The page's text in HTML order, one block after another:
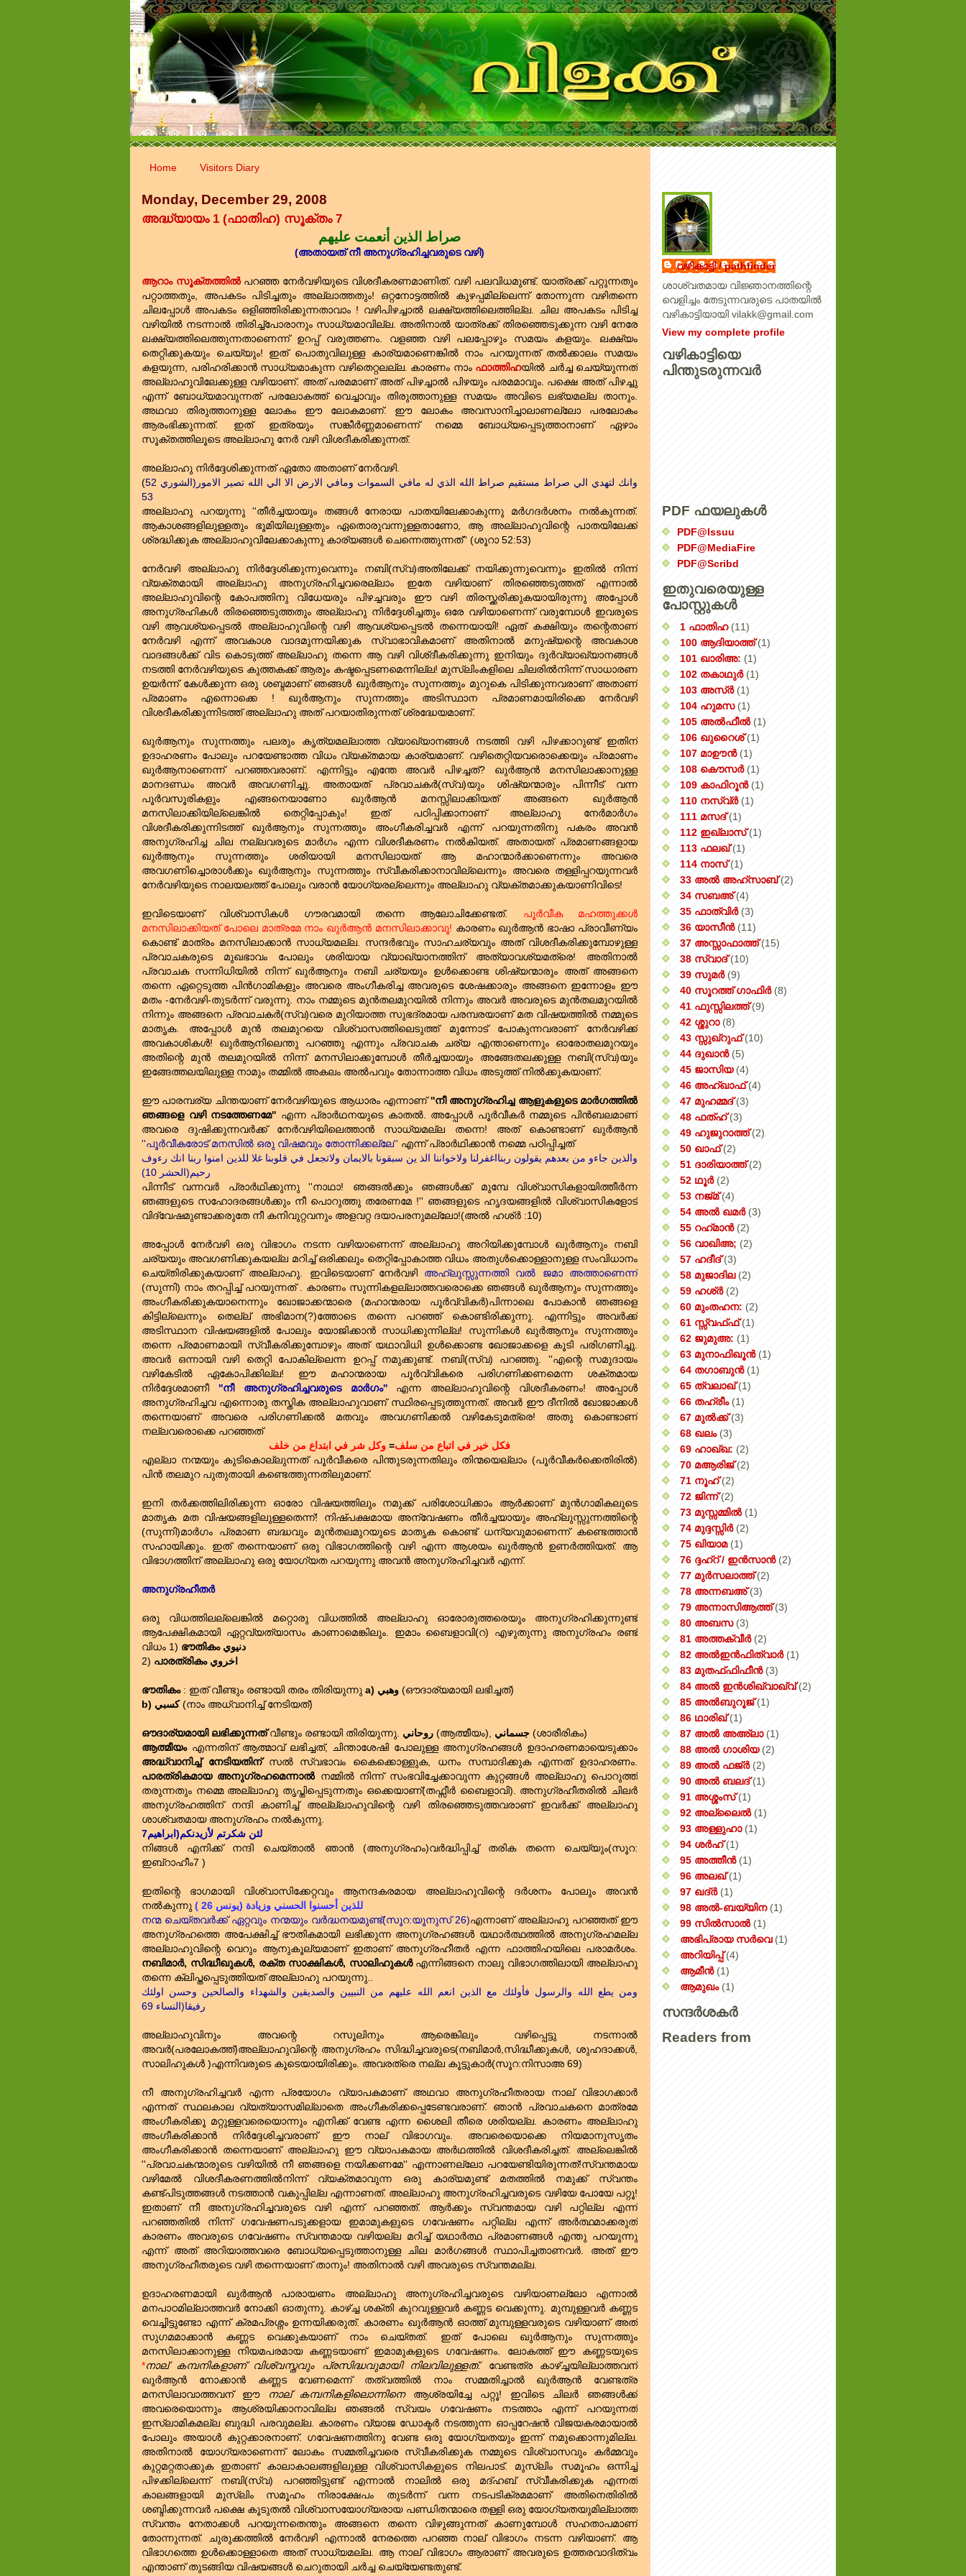
Home Visitors Diary
Monday, December 29, 2008
അദ്ധ്യായം 1 (ഫാതിഹ) സൂക്തം 7
صراط الذين أنعمت عليهم
(അതായത്‌ നീ അനുഗ്രഹിച്ചവരുടെ വഴി)
ആറാം സൂക്തത്തില്‍ പറഞ്ഞ നേര്‍വഴിയുടെ വിശദീകരണമാണിത്‌. വഴി പലവിധമുണ്ട്‌. യാത്രക്ക്‌ പറ്റുന്നതും
പറ്റാത്തതും, അപകടം പിടിച്ചതും അല്ലാത്തതും! ഒറ്റനോട്ടത്തില്‍ കുഴപ്പമില്ലെന്ന് തോന്നുന്ന വഴിതന്നെ
ചിലപ്പോള്‍ അപകടം ഒളിഞ്ഞിരിക്കുന്നതാവാം ! വഴിപിഴച്ചാല്‍ ലക്ഷ്യത്തിലെത്തില്ല. ചില അപകടം പിടിച്ച
വഴിയില്‍ നടന്നാല്‍ തിരിച്ച്പോരാനും സാധ്യമാവില്ല. അതിനാല്‍ യാത്രക്ക്‌ തിരഞ്ഞെടുക്കുന്ന വഴി നേരേ
ലക്ഷ്യത്തിലെത്തുന്നതാണെന്ന് ഉറപ്പ്‌ വരുത്തണം. വളഞ്ഞ വഴി പലപ്പോഴും സമയം കളയും. ലക്ഷ്യം
തെറ്റിക്കുകയും ചെയ്യും! ഇത്‌ പൊതുവിലുള്ള കാര്യമാണെങ്കില്‍ നാം പറയുന്നത്‌ തല്‍ക്കാലം സമയം
കളയുന്ന, പരിഹരിക്കാന്‍ സാധ്യമാകുന്ന വഴിതെറ്റലല്ല. കാരണം നാം ഫാത്തിഹയില്‍ ചര്‍ച്ച ചെയ്യുന്നത്‌
അല്ലാഹുവിലേക്കുള്ള വഴിയാണ്‌. അത്‌ പരമമാണ്‌ അത്‌ പിഴച്ചാല്‍ പിഴയും പരമമാവും. പക്ഷെ അത്‌ പിഴച്ചു
എന്ന് ബോധ്യമാവുന്നത്‌ പരലോകത്ത്‌ വെച്ചാവും തിരുത്താനുള്ള സമയം അവിടെ ലഭ്യമല്ല താനും.
അഥവാ തിരുത്താനുള്ള ലോകം ഈ ലോകമാണ്‌. ഈ ലോകം അവസാനിച്ചാലാണല്ലോ പരലോകം
ആരംഭിക്കുന്നത്‌. ഇത്‌ ഇത്രയും സങ്കീര്‍ണ്ണമാണെന്ന് നമ്മെ ബോധ്യപ്പെടുത്താനാണ്‌ ഏഴാം
സൂക്തത്തിലൂടെ അല്ലാഹു നേര്‍ വഴി വിശദീകരിക്കുന്നത്‌.
അല്ലാഹു നിര്‍ദ്ദേശിക്കുന്നത്‌ ഏതോ അതാണ്‌ നേര്‍വഴി.
(وانك لتهدي الي صراط مستقيم صراط الله الذي له مافي السموات ومافي الارض الا الي الله تصير الامور(الشوري 52
53
അല്ലാഹു പറയുന്നു ''തീര്‍ച്ചയായും തങ്ങള്‍ നേരായ പാതയിലേക്കാകുന്നു മര്‍ഗദര്‍ശനം നല്‍കുന്നത്‌.
ആകാശങ്ങളിലുള്ളതും ഭൂമിയിലുള്ളതും ഏതൊരുവന്നുള്ളതാണോ, ആ അല്ലാഹുവിന്റെ പാതയിലേക്ക്‌
ശ്രദ്ധിക്കുക അല്ലാഹുവിലേക്കാകുന്നു കാര്യങ്ങള്‍ ചെന്നെത്തുന്നത്‌'' (ശൂറാ 52:53)
നേര്‍വഴി അല്ലാഹു നിര്‍ദ്ദേശിക്കുന്നുവെന്നും നബി(സ്വ)അതിലേക്ക്‌ നയിക്കുന്നുവെന്നും ഇതില്‍ നിന്ന്
വ്യക്തമായി അല്ലാഹു അനുഗ്രഹിച്ചവരെല്ലാം ഇതേ വഴിയാണ്‌ തിരഞ്ഞെടുത്തത്‌ എന്നാല്‍
അല്ലാഹുവിന്റെ കോപത്തിനു വിധേയരും പിഴച്ചവരും ഈ വഴി തിരസ്ക്കരിക്കുകയായിരുന്നു അപ്പോള്‍
അനുഗ്രഹികള്‍ തിരഞ്ഞെടുത്തതും അല്ലാഹു നിര്‍ദ്ദേശിച്ചതും ഒരേ വഴിയാണെന്ന് വരുമ്പോള്‍ ഇവരുടെ
വഴി ആവശ്യപ്പെടല്‍ അല്ലാഹുവിന്റെ വഴി ആവശ്യപ്പെടല്‍ തന്നെയായി! ഏത്‌ കക്ഷിയും തന്റെതാണ്‌
നേര്‍വഴി എന്ന് അവകാശ വാദമുന്നയിക്കുക സ്വാഭാവികമാണ്‌ അതിനാല്‍ മനുഷ്യന്റെ അവകാശ
വാദങ്ങള്‍ക്ക്‌ വിട കൊടുത്ത്‌ അല്ലാഹു തന്നെ ആ വഴി വിശ്ദീകരിക്കുന്നു ഇനിയും ദുര്‍വ്യാഖ്യാനങ്ങള്‍
നടത്തി നേര്‍വഴിയുടെ കുത്തകക്ക്‌ ആരും കഷ്ടപ്പെടണമെന്നില്ല! മുസ്‌ലിംകളിലെ ചിലരില്‍നിന്ന് സാധാരണ
ഉയര്‍ന്ന് കേള്‍ക്കുന്ന ഒരു ശബ്ദമാണ്‌ ഞങ്ങള്‍ ഖുര്‍ആനും സുന്നത്തും മുറുകെ പിടിക്കുന്നവരാണ്‌ അതാണ്‌
പ്രമാണം എന്നൊക്കെ ! ഖുര്‍ആനും സുന്നത്തും അടിസ്ഥാന പ്രമാണമായിരിക്കെ നേര്‍വഴി
വിശദീകരിക്കുന്നിടത്ത്‌ അല്ലാഹു അത്‌ പറയാതിരുന്നത്‌ ശ്രദ്ധേയമാണ്‌.
ഖുര്‍ആനും സുന്നത്തും പലരും കൃത്യമല്ലാത്ത വ്യാഖ്യാനങ്ങള്‍ നടത്തി വഴി പിഴക്കാറുണ്ട്‌ ഇതിന്‌
ഉദാഹരണം പോലും പറയേണ്ടാത്ത വിധം വ്യക്തമായ കാര്യമാണ്‌. വഴിതെറ്റിയവരൊക്കെയും പ്രമാണം
ഖുര്‍ആനാണെന്ന് പറഞ്ഞവരാണ്‌. എന്നിട്ടും എന്തേ അവര്‍ പിഴച്ചത്‌? ഖുര്‍ആന്‍ മനസിലാക്കാനുള്ള
മാനദണ്ഡം അവര്‍ അവഗണിച്ചു. അതായത്‌ പ്രവാചകര്‍(സ്വ)യും ശിഷ്യന്മാരും പിന്നീട്‌ വന്ന
പൂര്‍വസൂരികളും എങ്ങനെയാണോ ഖുര്‍ആന്‍ മനസ്സിലാക്കിയത്‌ അങ്ങനെ ഖുര്‍ആന്‍
മനസിലാക്കിയില്ലെങ്കില്‍ തെറ്റിപ്പോകും! ഇത്‌ പഠിപ്പിക്കാനാണ്‌ അല്ലാഹു നേര്‍മാര്‍ഗം
വിശദീകരിക്കുന്നിടത്ത്‌ ഖുര്‍ആനും സുന്നത്തും അംഗീകരിച്ചവര്‍ എന്ന് പറയുന്നതിനു പകരം അവന്‍
അനുഗ്രഹിച്ച ചില നല്ലവരുടെ മാര്‍ഗം എന്ന വിശദീകരണം നല്‍കിയത്‌. അതായത്‌ പ്രമാണങ്ങളായ
ഖുര്‍ആനും സുന്നത്തും ശരിയായി മനസിലായത്‌ ആ മഹാന്മാര്‍ക്കാണെന്നും അവരെ
അവഗണിച്ചൊരാള്‍ക്കും ഖുര്‍ആനും സുന്നത്തും സ്വീകരിക്കാനാവില്ലെന്നും അവരെ തള്ളിപ്പറയുന്നവര്‍
നേര്‍വഴിയുടെ നാലയലത്ത്‌ പോലും വരാന്‍ യോഗ്യരല്ലെന്നും അല്ലാഹു വ്യക്തമാക്കുകയാണിവിടെ!
ഇവിടെയാണ്‌ വിശ്വാസികള്‍ ഗൗരവമായി തന്നെ ആലോചിക്കേണ്ടത്‌. പൂര്‍വീക മഹത്തുക്കള്‍
മനസിലാക്കിയത്‌ പോലെ മാത്രമേ നാം ഖുര്‍ആന്‍ മനസിലാക്കാവൂ! കാരണം ഖുര്‍ആന്‍ ഭാഷാ പ്രാവീണ്യം
കൊണ്ട്‌ മാത്രം മനസിലാക്കാന്‍ സാധ്യമല്ല. സന്ദര്‍ഭവും സാഹചര്യവും അത്‌ വിശദീകരിക്കുമ്പോഴുള്ള
പ്രവാചകരുടെ മുഖഭാവം പോലും ശരിയായ വ്യാഖ്യാനത്തിന്‌ അത്യാവശ്യമത്രെ! അതിനാല്‍
പ്രവാചക സന്നിധിയില്‍ നിന്ന് ഖുര്‍ആനും നബി ചര്യയും ഉള്‍ക്കൊണ്ട ശിഷ്യന്മാരും അത്‌ അങ്ങനെ
തന്നെ ഏറ്റെടുത്ത പിന്‍ഗാമികളും അവരെ അംഗീകരിച്ച അവരുടെ ശേഷക്കാരും അങ്ങനെ ഇന്നോളം ഈ
മതം -നേര്‍വഴി-തുടര്‍ന്ന് വരുന്നു. നാം നമ്മുടെ മുന്‍തലമുറയില്‍ നിന്നും അവര്‍ അവരുടെ മുന്‍തലമുറയില്‍
നിന്നും അങ്ങനെ പ്രവാചകര്‍(സ്വ)വരെ മുറിയാത്ത സുഭദ്രമായ പരമ്പരയാണ്‌ മത വിഷയത്തില്‍ നമ്മുടെ
മാതൃക. അപ്പോള്‍ മുന്‍ തലമുറയെ വിശ്വാസത്തിലെടുത്ത്‌ മുന്നോട്‌ പോകുന്നവരാണ്‌ നേര്‍വഴിക്ക്‌
അവകാശികള്‍! ഖുര്‍ആനിലെന്തു പറഞ്ഞു എന്നും പ്രവാചക ചര്യ എന്താണെന്നും ഓരോതലമുറയും
അതിന്റെ മുന്‍ തലമുറയില്‍ നിന്ന് മനസിലാക്കുമ്പോള്‍ തീര്‍ച്ചയായും അങ്ങേതലക്കുള്ള നബി(സ്വ)യും
ഇങ്ങേത്തലയിലുള്ള നാമും തമ്മില്‍ അകലം അല്‍പവും തോന്നാത്ത വിധം അടുത്ത്‌ നില്‍ക്കുകയാണ്‌.
ഈ പാരമ്പര്യ ചിന്തയാണ്‌ നേര്‍വഴിയുടെ ആധാരം എന്നാണ്‌''നീ അനുഗ്രഹിച്ച ആളുകളുടെ മാര്‍ഗത്തില്‍
ഞങ്ങളെ വഴി നടത്തേണമേ'' എന്ന പ്രാര്‍ഥനയുടെ കാതല്‍. അപ്പോള്‍ പൂര്‍വീകര്‍ നമ്മുടെ പിന്‍ബലമാണ്‌
അവരെ ദുഷിക്കുന്നവര്‍ക്ക്‌ നേര്‍വഴിയിലെത്താന്‍ സാധ്യമല്ല തന്നെ! അത്‌ കൊണ്ടാണ്‌ ഖുര്‍ആന്‍
''പൂര്‍വീകരോട്‌ മനസില്‍ ഒരു വിഷമവും തോന്നിക്കല്ലേ'' എന്ന് പ്രാര്‍ഥിക്കാന്‍ നമ്മെ പഠിപ്പിച്ചത്‌
والذين جاءو من بعدهم يقولون ربنااغفرلنا ولاخواننا الذ ين سبقونا بالايمان ولاتجعل في قلوبنا غلا للذين امنوا ربنا انك رءوف
رحيم(الحشر 10)
പിന്നീട്‌ വന്നവര്‍ പ്രാര്‍ഥിക്കുന്നു ''നാഥാ! ഞങ്ങല്‍ക്കും ഞങ്ങള്‍ക്ക്‌ മുമ്പേ വിശ്വാസികളായിത്തീര്‍ന്ന
ഞങ്ങളുടെ സഹോദരങ്ങള്‍ക്കും നീ പൊറുത്തു തരേണമേ !'' ഞങ്ങളുടെ ഹൃദയങ്ങളില്‍ വിശ്വാസികളോട്‌
വിദ്വേഷമുണ്ടാക്കരുതേ നീ കനിവുറ്റവനും അളവറ്റ ദയാപരനുമല്ലോ!(അല്‍ ഹശ്‌ര്‍ :10)
അപ്പോള്‍ നേര്‍വഴി ഒരു വിഭാഗം നടന്ന വഴിയാണെന്ന് അല്ലാഹു അറിയിക്കുമ്പോള്‍ ഖുര്‍ആനും നബി
ചര്യയും അവഗണിക്കുകയല്ല മറിച്ച്‌ ഒരിക്കലും തെറ്റിപ്പോകാത്ത വിധം അതുള്‍‍ക്കൊള്ളാനുള്ള സംവിധാനം
ചെയ്തിരിക്കുകയാണ്‌ അല്ലാഹു. ഇവിടെയാണ്‌ നേര്‍വഴി അഹ്‌ലുസ്സുന്നത്തി വല്‍ ജമാ അത്താണെന്ന്
(സുന്നി) നാം തറപ്പിച്ച്‌ പറയുന്നത്‌ . കാരണം സുന്നികളല്ലാത്തവരൊക്കെ ഞങ്ങള്‍ ഖുര്‍ആനും സുന്നത്തും
അംഗീകരിക്കുകയാനെന്നും ഖോജാക്കന്മാരെ (മഹാന്മരായ പൂര്‍വ്വികര്‍)പിന്നാലെ പോകാന്‍ ഞങ്ങളെ
കിട്ടില്ലെന്നും തെല്ല് അഭിമാന(?)ത്തോടെ തന്നെ പറഞ്ഞ്‌ കൊണ്ടിരിക്കുന്നു. എന്നിട്ടും അവര്‍ക്ക്‌
അടിസ്ഥാന വിഷയങ്ങളില്‍ പോലും യോജിക്കാന്‍ സാധിക്കുന്നില്ല! സുന്നികള്‍ ഖുര്‍ആനും സുന്നത്തും
തന്നെ പ്രമാണമായി സ്വീകരിക്കുമ്പോഴും അത്‌ യഥാവിധി ഉള്‍ക്കൊണ്ട ഖോജാക്കളെ കൂടി പരിഗണിച്ചു.
അവര്‍ ഒന്നായി വഴി തെറ്റി പോകില്ലെന്ന ഉറപ്പ്‌ നമുക്കുണ്ട്‌. നബി(സ്വ) പറഞ്ഞു. ''എന്റെ സമുദായം
വഴികേടില്‍ ഏകോപിക്കില്ല! ഈ മഹാന്മരായ പൂര്‍വ്വികരെ‍ പരിഗണിക്കണമെന്ന ശക്തമായ
നിര്‍ദ്ദേശമാണീ ''നീ അനുഗ്രഹിച്ചവരുടെ മാര്‍ഗം''എന്ന അല്ലാഹുവിന്റെ വിശദീകരണം! അപ്പോള്‍
അനുഗ്രഹിച്ചവ എന്നൊരു തസ്തിക അല്ലാഹുവാണ്‌ സ്ഥിരപ്പെടുത്തുന്നത്‌. അവര്‍ ഈ ദീനില്‍ ഖോജാക്കള്‍
തന്നെയാണ്‌ അവരെ പരിഗണിക്കല്‍ മതവും അവഗണിക്കല്‍ വഴികേടുമത്രെ! അതു കൊണ്ടാണ്‌
നല്ലവരൊക്കെ പറഞ്ഞത്‌
فكل خير في اتباع من سلف= وكل شر في ابتداع من خلف
എല്ലാ നന്മയും കുടികൊല്ലുന്നത്‌ പൂര്‍വീകരെ പിന്തുടരുന്നതിലും തിന്മയെല്ലാം (പൂര്‍വീകര്‍ക്കെതിരില്‍)
പിന്‍ തലമുറ പുതുതായി കണ്ടെത്തുന്നതിലുമാണ്‌.
ഇനി തര്‍ക്കത്തിലിരിക്കുന്ന ഓരോ വിഷയത്തിലും നമുക്ക്‌ പരിശോധിക്കാം ആര്‍ക്കാണ്‌ മുന്‍ഗാമികലുടെ
മാതൃക മത വിഷയങ്ങളിലുള്ളതെന്ന്! നിഷ്പക്ഷമായ അന്വേഷണം തീര്‍ച്ചയായും അഹ്‌ലുസ്സുന്നത്തിന്റെ
(സുന്നി)മാര്‍ഗം പ്രമാണ ബദ്ധവും മുന്‍തലമുറയുടെ മാതൃക കൊണ്ട്‌ ധന്യവുമാണെന്ന് കണ്ടെത്താന്‍
സഹായിക്കും. ഇത്‌ തന്നെയാണ്‌ ഒരു വിഭാഗത്തിന്റെ വഴി എന്ന ആശയം ഖുര്‍ആന്‍ ഉണര്‍ത്തിയത്‌. ആ
വിഭാഗത്തിന്‌ അല്ലാഹു ഒരു യോഗ്യത പറയുന്നു അവന്‍ അനുഗ്രഹിച്ചവര്‍ എന്ന്.
അനുഗ്രഹീതര്‍
ഒരു വിധത്തിലല്ലെങ്കിൽ മറ്റൊരു വിധത്തിൽ അല്ലാഹു ഓരോരുത്തരെയും അനുഗ്രഹിക്കുന്നുണ്ട്‌
ആപേക്ഷികമായി ഏറ്റവ്യത്യാസം കാണാമെങ്കിലും. ഇമാം ബൈളാവി(റ) എഴുതുന്നു അനുഗ്രഹം രണ്ട്‌
വിധം 1)
ഭൗതികം دنيوي
2)
പാരത്രികം اخروي
ഭൗതികം: ഇത്‌ വീണ്ടും രണ്ടായി തരം തിരിയുന്നു a) وهبي (ഔദാര്യമായി ലഭിച്ചത്‌)
b) كسبي(നാം അധ്വാനിച്ച്‌ നേടിയത്‌)
ഔദാര്യമായി ലഭിക്കുന്നത്‌വീണ്ടും രണ്ടായി തിരിയുന്നു. روحاني (ആത്മീയം),
(ശാരീരികം)
ആത്മീയംഎന്നതിന്‌ ആത്മാവ്‌ ലഭിച്ചത്‌, ചിന്താശേഷി പോലുള്ള അനുഗ്രഹങ്ങൾ ഉദാഹരണമായെടുക്കാം
അദ്ധ്വാനിച്ച്‌ നേടിയതിന്‌സൽ സ്വഭാവം കൈക്കൊള്ളുക, ധനം സമ്പാദിക്കുക എന്നത്‌ ഉദാഹരണം.
പാരത്രികമായ അനുഗ്രഹമെന്നാൽനമ്മിൽ നിന്ന് സംഭവിച്ചേക്കാവുന്ന കുറ്റങ്ങൾ അല്ലാഹു പൊറുത്ത്‌
തരുന്നതും നമ്മെ അല്ലാഹു തൃപ്തിപ്പെടുന്നതും ഒക്കെയാണ്‌(തഫ്സീർ ബൈളാവി). അനുഗ്രഹീതരിൽ ചിലർ
അനുഗ്രഹത്തിന്‌ നന്ദി കാണിച്ച്‌ അല്ല്ലാഹുവിന്റെ വഴി തിരഞ്ഞെടുത്തവരാണ്‌ ഇവർക്ക്‌ അല്ലാഹു
ശാശ്വതമായ അനുഗ്രഹം നൽകുന്നു.
لئن شكرتم لأزيدنكم(ابراهيم7
നിങ്ങൾ എനിക്ക്‌ നന്ദി ചെയ്താൽ ഞാൻ (അനുഗ്രഹം)വർദ്ധിപ്പിച്ച്‌ തരിക തന്നെ ചെയ്യും(സൂറ:
ഇബ്‌റാഹീം7 )
ഇതിന്റെ ഭാഗമായി വിശ്വാസിക്കേറ്റവും ആനന്ദകരമായ അല്ലാഹുവിന്റെ ദർശനം പോലും അവൻ
നൽകുന്നു
( للذين أحسنوا الحسني وزيادة (يونس 26
നന്മ ചെയ്തവർക്ക്‌ ഏറ്റവും നന്മയും വർദ്ധനയമുണ്ട്‌(സൂറ:യൂനുസ്‌ 26)എന്നാണ്‌ അല്ലാഹു പറഞ്ഞത്‌ ഈ
അനുഗ്രഹത്തെ അപേക്ഷിച്ച്‌ ഭൗതികമായി ലഭിക്കുന്ന അനുഗ്രഹങ്ങൾ യഥാർത്ഥത്തിൽ അനുഗ്രഹമല്ല
അല്ലാഹുവിന്റെ വെറും ആനുകൂല്യമാണ്‌ ഇതാണ്‌ അനുഗ്രഹീതർ എന്ന ഫാത്തിഹയിലെ പരാമർശം.
നബിമാർ, സിദ്ധീഖുകള്‍, രക്ത സാക്ഷികൾ, സാലിഹുകൾഎന്നിങ്ങനെ നാലു വിഭാഗത്തിലായി അല്ലാഹു
തന്നെ ക്ലിപ്തപ്പെടുത്തിയത്‌ അല്ലാഹു പറയുന്നു..
ومن يطع الله والرسول فأولئك مع الذين انعم الله عليهم من النبيين والصديقين والشهداء والصالحين وحسن اولئك
رفيقا(النساء 69
അല്ലാഹുവിനും അവന്റെ റസൂലിനും ആരെങ്കിലും വഴിപ്പെട്ടു നടന്നാല്‍
അവര്‍(പരലോകത്ത്‌)അല്ലാഹുവിന്റെ അനുഗ്രഹം സിദ്ധിച്ചവരുടെ(നബിമാര്‍,സിദ്ധീക്കുകള്‍, ശുഹദാക്കള്‍,
സാലിഹുകള്‍ )എന്നിവരുടെ കൂടെയായിരിക്കും. അവരത്രെ നല്ല കൂട്ടുകാര്‍(സൂറ:നിസാഅ 69)
നീ അനുഗ്രഹിച്ചവര്‍ എന്ന പ്രയോഗം വ്യാപകമാണ്‌ അഥവാ അനുഗ്രഹീതരായ നാല്‌ വിഭാഗക്കാര്‍
എന്നത്‌ സ്ഥലകാല വ്യത്യാസമില്ലാതെ അംഗീകരിക്കപ്പെടേണ്ടവരാണ്‌. ഞാന്‍ പ്രവാചകനെ മാത്രമേ
അംഗീകരിക്കൂ മറ്റുള്ളവരെയൊന്നും എനിക്ക്‌ വേണ്ട എന്ന ശൈലി തീരെ ശരിയല്ല. കാരണം അല്ലാഹു
അംഗീകരിക്കാന്‍ നിര്‍ദ്ദേശിച്ചവരാണ്‌ ഈ നാല്‌ വിഭാഗവും. അവരെയൊക്കെ നിയമാനുസൃതം
അംഗീകരിക്കാന്‍ തന്നെയാണ്‌ അല്ലാഹു ഈ വ്യാപകമായ അര്‍ഥത്തില്‍ വിശദീകരിച്ചത്‌. അല്ലെങ്കില്‍
''പ്രവാചകന്മാരുടെ വഴിയില്‍ നീ ഞങ്ങളെ നയിക്കണമേ'' എന്നാണല്ലോ പറയേണ്ടിയിരുന്നത്‌!സ്വന്തമായ
വഴിമേല്‍ വിശദീകരണത്തില്‍നിന്ന് വ്യക്തമാവുന്ന ഒരു കാര്യമുണ്ട്‌ മതത്തില്‍ നമുക്ക്‌ സ്വന്തം
കണ്ട്പിടുത്തങ്ങള്‍ നടത്താന്‍ വകുപ്പില്ല എന്നാണത്‌. അല്ലാഹു അനുഗ്രഹിച്ചവരുടെ വഴിയേ പോയേ പറ്റൂ!
ഇതാണ്‌ നീ അനുഗ്രഹിച്ചവരുടെ വഴി എന്ന് പറഞ്ഞത്‌. ആര്‍ക്കും സ്വന്തമായ വഴി പറ്റില്ല എന്ന്
പറഞ്ഞതില്‍ നിന്ന് ഗവേഷണപടുക്കളായ ഇമാമുകളുടെ ഗവേഷണം പറ്റില്ല എന്ന് അര്‍ത്ഥമാക്കരുത്‌
കാരണം അവരുടെ ഗവേഷണം സ്വന്തമായ വഴിയല്ല മറിച്ച്‌ യഥാര്‍ത്ഥ പ്രമാണങ്ങള്‍ എന്തു പറയുന്നു
എന്ന് അത്‌ അറിയാത്തവരെ ബോധ്യപ്പെടുത്താനുള്ള ചില മാര്‍ഗങ്ങള്‍ സ്ഥാപിച്ചതാണവര്‍. അത്‌ ഈ
അനുഗ്രഹീതരുടെ വഴി തന്നെയാണ്‌ താനും! അതിനാല്‍ വഴി അവരുടെ സ്വന്തമല്ല.
ഉദാഹരണമായി ഖുര്‍ആന്‍ പാരായണം അല്ലാഹു അനുഗ്രഹിച്ചവരുടെ വഴിയാണല്ലോ എന്നാല്‍
മനപാഠമില്ലാത്തവര്‍ നോക്കി ഓതുന്നു. കാഴ്ച്ച ശക്തി കുറവുള്ളവര്‍ കണ്ണട വെക്കുന്നു. മുമ്പുള്ളവര്‍ കണ്ണട
വെച്ചിട്ടുണ്ടോ എന്ന് ക്രമപ്രശ്നം ഉന്നയിക്കരുത്‌. കാരണം ഖുര്‍ആന്‍ ഓത്ത്‌ മുമ്പുള്ളവരുടെ വഴിയാണ്‌ അത്‌
സുഗമമാക്കാന്‍ കണ്ണട വെക്കുകയാണ്‌ നാം ചെയ്തത്‌. ഇത്‌ പോലെ ഖുര്‍ആനും സുന്നത്തും
മനസിലാക്കാനുള്ള നിയമപരമായ കണ്ണടയാണ്‌ ഇമാമുകളുടെ ഗവേഷണം. ലോകത്ത്‌ ഈ കണ്ണടയുടെ
*നാല്‌ കമ്പനികളാണ്‌ വിശ്വസ്തവും പ്രസിദ്ധവുമായി നിലവിലുള്ളത്‌.വേണ്ടത്ര കാഴ്ച്ചയില്ലാത്തവന്‌
ഖുര്‍ആന്‍ നോക്കാന്‍ കണ്ണട വേണമെന്ന് തത്വത്തില്‍ നാം സമ്മതിച്ചാല്‍ ഖുര്‍ആന്‍ വേണ്ടത്ര
മനസിലാവാത്തവന്‌ ഈ
നാല്‌ കമ്പനികളിലൊന്നിനെആശ്രയിച്ചേ പറ്റൂ! ഇവിടെ ചിലര്‍ ഞങ്ങള്‍ക്ക്‌
അവരെയൊന്നും ആശ്രയിക്കാനാവില്ല ഞങ്ങല്‍ സ്വയം ഗവേഷണം നടത്താം എന്ന് പറയുന്നത്‌
ഇസ്‌ലാമികമല്ല ബുദ്ധി പരവുമല്ല. കാരണം വ്യാജ ഡോക്ടര്‍ നടത്തുന്ന ഓപ്പറേഷന്‍ വിജയകരമായാല്‍
പോലും അയാള്‍ കുറ്റക്കാരനാണ്‌. ഗവേഷണത്തിനു വേണ്ട ഒരു യോഗ്യതയും ഇന്ന് നമുക്കൊന്നുമില്ല.
അതിനാല്‍ യോഗ്യരാണെന്ന് ലോകം സമ്മതിച്ചവരെ സ്വീകരിക്കുക നമ്മുടെ വിശ്വാസവും കര്‍മ്മവും
കുറ്റമറ്റതാക്കുക ഇതാണ് കാലാകാലങ്ങളിലുള്ള വിശ്വാസികളുടെ നിലപാട്‌. മുസ്‌ലിം സമൂഹം ഒന്നിച്ച്‌
പിഴക്കില്ലെന്ന് നബി(സ്വ) പറഞ്ഞിട്ടുണ്ട്‌ എന്നാല്‍ നാലില്‍ ഒരു മദ്‌ഹബ്‌ സ്വീകരിക്കുക എന്നത്‌
കാലങ്ങളായി മുസ്‌ലിം സമൂഹം നിരാക്ഷേപം തുടര്‍ന്ന് വന്ന നടപടിക്രമമാണ്‌ അതിനെതിരില്‍
ശബ്ദിക്കുന്നവര്‍ പക്ഷെ കൂടുതല്‍ വിശ്വാസയോഗ്യരായ പണ്ഡിതന്മാരെ തള്ളി ഒരു യോഗ്യതയുമില്ലാത്ത
സ്വന്തം നേതാക്കള്‍ പറയുന്നതെന്തും അങ്ങനെ തന്നെ വിഴുങ്ങുന്നത്‌ കാണുമ്പോള്‍ സഹതാപമാണ്‌
തോന്നുന്നത്‌. ചുരുക്കത്തില്‍ നേര്‍വഴി എന്നാല്‍ നേരത്തെ പറഞ്ഞ നാല്‌ വിഭാഗം നടന്ന വഴിയാണ്‌. ആ
വിഭാഗത്തെ ഉള്‍ക്കൊള്ളാതെ അത്‌ സാധ്യമല്ല. ആ നാല്‌ വിഭാഗം ആരാണ്‌ അവരുടെ ഉത്തരവാദിത്വം
എന്താണ്‌ തുടങ്ങിയ വിഷയങ്ങള്‍ ചെറുതായി ചര്‍ച്ച ചെയ്യേണ്ടതുണ്ട്‌.
വഴികാട്ടി / pathfinder
ശാശ്വതമായ വിജ്ഞാനത്തിന്റെ
വെളിച്ചം തേടുന്നവരുടെ പാതയില്‍
വഴികാട്ടിയായി vilakk@gmail.com
View my complete profile
വഴികാട്ടിയെ
പിന്തുടരുന്നവര്‍
PDF ഫയലുകൾ
PDF@Issuu
PDF@MediaFire
PDF@Scribd
ഇതുവരെയുള്ള
പോസ്റ്റുകൾ
1 ഫാതിഹ (11)
100 ആദിയാത്ത് (1)
101 ഖാരിഅ: (1)
102 തകാഥുർ (1)
103 അസ്ർ (1)
104 ഹുമസ (1)
105 അൽഫീൽ (1)
106 ഖുറൈശ് (1)
107 മാഊൻ (1)
108 കൌസർ (1)
109 കാഫിറൂൻ (1)
110 നസ്വ്‌ർ (1)
111 മസദ് (1)
112 ഇഖ്‌ലാസ് (1)
113 ഫലഖ് (1)
114 നാസ് (1)
33 അൽ അഹ്സാബ് (2)
34 സബഅ് (4)
35 ഫാത്വിർ (3)
36 യാസീൻ (11)
37 അസ്സാഫാത്ത് (15)
38 സ്വാദ് (10)
39 സുമർ (9)
40 സൂറത്ത് ഗാഫിർ (8)
41 ഫുസ്സിലത്ത് (9)
42 ശ്ശുറാ (8)
43 സ്സുഖ്‌റുഫ് (10)
44 ദുഖാൻ (5)
45 ജാസിയ (4)
46 അഹ്‌ഖാഫ് (4)
47 മുഹമ്മദ് (3)
48 ഫത്‌ഹ് (3)
49 ഹുജുറാത്ത് (2)
50 ഖാഫ് (2)
51 ദാരിയാത്ത് (2)
52 ഥൂർ (2)
53 നജ്‌മ് (4)
54 അൽ ഖമർ (3)
55 റഹ്‌മാൻ (2)
56 വാഖിഅ; (2)
57 ഹദീദ് (3)
58 മുജാദില (2)
59 ഹശ്ർ (2)
60 മുംതഹന: (2)
61 സ്സ്വഫ്ഫ് (1)
62 ജുമുഅ: (1)
63 മുനാഫിഖൂൻ (1)
64 തഗാബുൻ (1)
65 ത്വലാഖ് (1)
66 തഹ്‌രീം (1)
67 മുൽക്ക് (3)
68 ഖലം (3)
69 ഹാഖ്ഖ: (2)
70 മആരിജ് (2)
71 നൂഹ് (2)
72 ജിന്ന് (2)
73 മുസ്സമ്മിൽ (1)
74 മുദ്ദസ്സിർ (2)
75 ഖിയാമ (1)
76 ദ്ദഹ്റ് / ഇൻസാൻ (2)
77 മുർസലാത്ത് (2)
78 അന്നബഅ് (3)
79 അന്നാസിആത്ത്‌ (3)
80 അബസ (3)
81 അത്തക്‌വീർ (2)
82 അൽഇൻഫിത്വാർ (1)
83 മുതഫ്ഫിഫീൻ (3)
84 അൽ ഇൻശിഖ്വാഖ്വ് (2)
85 അൽബുറൂജ് (1)
86 ഥാരിഖ് (1)
87 അൽ അഅ്ലാ (1)
88 അൽ ഗാശിയ (2)
89 അൽ ഫജ്‌ർ (2)
90 അൽ ബലദ് (1)
91 അശ്ശംസ് (1)
92 അല്ലൈൽ (1)
93 അള്ളുഹാ (1)
94 ശർഹ് (1)
95 അത്തീൻ (1)
96 അലഖ് (1)
97 ഖദ്‌ർ (1)
98 അൽ-ബയ്യിന (1)
99 സിൽ‌സാൽ (1)
അഭിപ്രായ സര്‍‌വെ (1)
അറിയിപ്പ്‌ (4)
ആമീൻ (1)
ആമുഖം (1)
സന്ദർശകർ
Readers from